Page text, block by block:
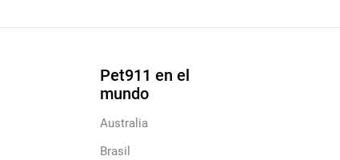
Pet911 en el
mundo
Australia
Brasil